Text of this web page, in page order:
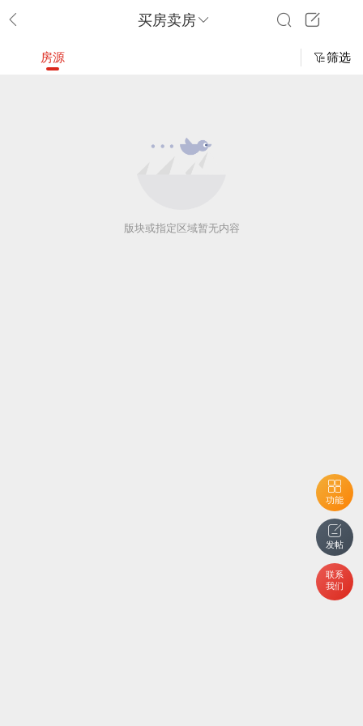
买房卖房
功能
发帖
联系
我们
房源 筛选
版块或指定区域暂无内容